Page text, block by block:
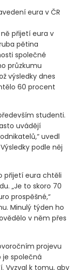
eura v ČR
přijetí eura v
pětina
společné
průzkumu
výsledky dnes
60 procent
studenti.
uvádějí
uvedl
podle něj
přijetí eura chtěli
„Je to skoro 70
prospěšné,“
Minulý týden ho
v něm přes
projevu
je společná
Vyzval k tomu, aby